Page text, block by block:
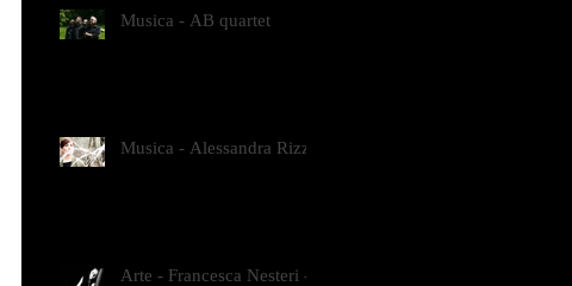
Musica - AB quartet
Musica - Alessandra Rizzo
Arte - Francesca Nesteri -